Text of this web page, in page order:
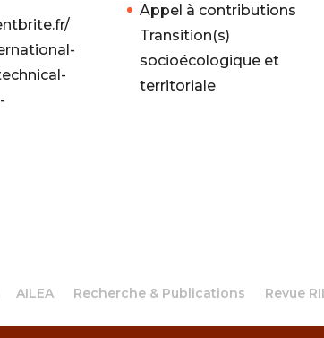
Appel à contributions
Transition(s)
socioécologique et
territoriale
AILEA Recherche & Publications
Revue